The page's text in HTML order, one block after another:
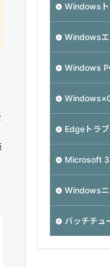
Windows
Windows
Windows
Edgeトラ
Microsoft
Windowsニ
バッチチュ